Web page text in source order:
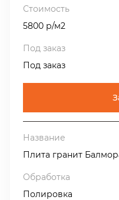
5800 р/м2
Под заказ
Плита гранит
Полировка